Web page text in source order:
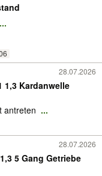
...
28.07.2026
1,3 Kardanwelle
antreten ...
28.07.2026
5 Gang Getriebe